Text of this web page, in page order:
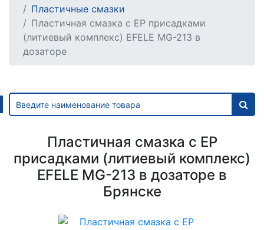
Пластичные смазки
Пластичная смазка с EP присадками
(литиевый комплекс) EFELE MG-213 в
дозаторе
Пластичная смазка с EP
присадками (литиевый комплекс)
EFELE MG-213 в дозаторе в
Брянске